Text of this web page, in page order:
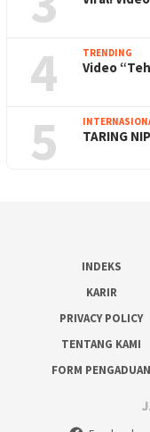
4 TRENDING
Video
5 TARING
INDEKS
KARIR
PRIVACY POLICY
TENTANG KAMI
FORM PENGADUAN